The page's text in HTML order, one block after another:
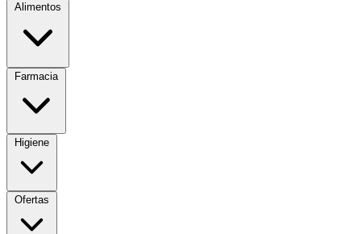
Alimentos
Farmacia
Higiene
Ofertas